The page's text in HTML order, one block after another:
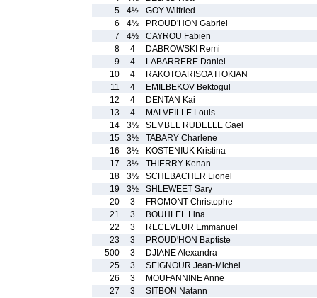
5
4½
GOY Wilfried
6
4½
PROUD'HON Gabriel
7
4½
CAYROU Fabien
8
4
DABROWSKI Remi
9
4
LABARRERE Daniel
10
4
RAKOTOARISOA ITOKIAN
11
4
EMILBEKOV Bektogul
12
4
DENTAN Kai
13
4
MALVEILLE Louis
14
3½
SEMBEL RUDELLE Gael
15
3½
TABARY Charlene
16
3½
KOSTENIUK Kristina
17
3½
THIERRY Kenan
18
3½
SCHEBACHER Lionel
19
3½
SHLEWEET Sary
20
3
FROMONT Christophe
21
3
BOUHLEL Lina
22
3
RECEVEUR Emmanuel
23
3
PROUD'HON Baptiste
500
3
DJIANE Alexandra
25
3
SEIGNOUR Jean-Michel
26
3
MOUFANNINE Anne
27
3
SITBON Natann